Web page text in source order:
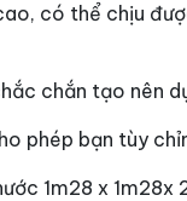
có thể chịu
chắn tạo nên
phép bạn tùy
1m28 x